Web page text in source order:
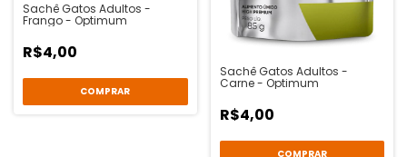
Sachê Gatos Adultos -
Frango - Optimum
R$4,00
Sachê Gatos Adultos -
Carne - Optimum
R$4,00